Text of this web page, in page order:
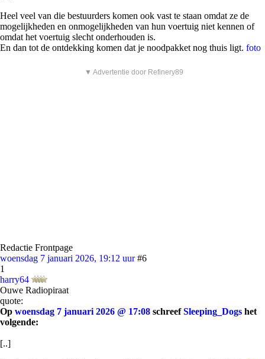
Heel veel van die bestuurders komen ook vast te staan omdat ze de
mogelijkheden en onmogelijkheden van hun voertuig niet kennen of
omdat het voertuig slecht onderhouden is.
En dan tot de ontdekking komen dat je noodpakket nog thuis ligt. foto
▼ Advertentie door Refinery89
Redactie Frontpage
woensdag 7 januari 2026, 19:12 uur #6
1
harry64
Ouwe Radiopiraat
quote:
Op woensdag 7 januari 2026 @ 17:08 schreefSleeping_Dogs het
volgende:
[..]